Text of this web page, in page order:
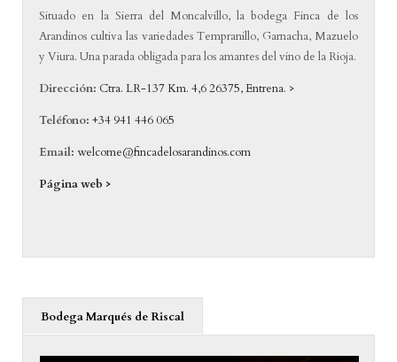
Situado en la Sierra del Moncalvillo, la bodega Finca de los
Arandinos cultiva las variedades Tempranillo, Garnacha, Mazuelo
y Viura. Una parada obligada para los amantes del vino de la Rioja.
Dirección: Ctra. LR-137 Km. 4,6 26375, Entrena. >
Teléfono:+34 941 446 065
Email: welcome@fincadelosarandinos.com
Página web >
Bodega Marqués de Riscal